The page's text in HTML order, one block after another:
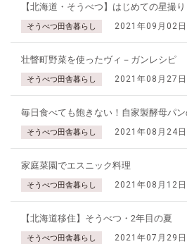
【北海道・そうべつ】はじめての星撮り
そうべつ田舎暮らし 2021年09月02日
壮瞥町野菜を使ったヴィ－ガンレシピ
そうべつ田舎暮らし 2021年08月27日
毎日食べても飽きない！自家製酵母パン
そうべつ田舎暮らし 2021年08月24日
家庭菜園でエスニック料理
そうべつ田舎暮らし 2021年08月12日
【北海道移住】そうべつ・2年目の夏
そうべつ田舎暮らし 2021年07月29日